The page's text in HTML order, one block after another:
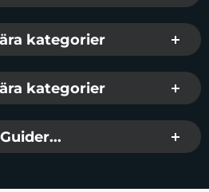
kategorier
kategorier
Guider...